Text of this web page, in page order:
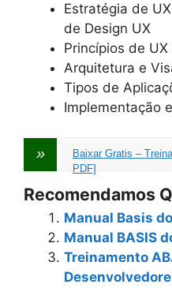
Estratégia de
de Design UX
Princípios de UX
Arquitetura e
Tipos de
Implementação
Baixar Gratis –
PDF]
Recomendamos
Manual Basis
Manual BASIS
Treinamento